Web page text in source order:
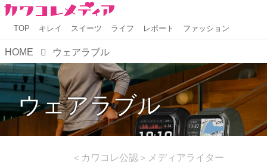
TOP キレイ スイーツ ライフ レポート ファッション
HOME ウェアラブル
ウェアラブル
＜カワコレ公認＞メディアライター